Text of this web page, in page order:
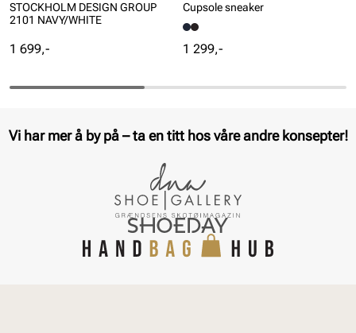
STOCKHOLM DESIGN GROUP
2101 NAVY/WHITE
Pris
1 699,-
Cupsole sneaker
Pris
1 299,-
Vi har mer å by på – ta en titt hos våre andre konsepter!